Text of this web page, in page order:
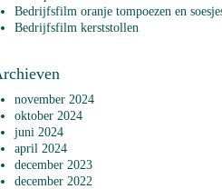
Bedrijfsfilm oranje tompoezen en
Bedrijfsfilm kerststollen
november 2024
oktober 2024
juni 2024
april 2024
december 2023
december 2022